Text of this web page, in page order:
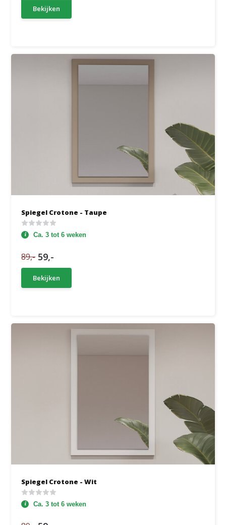
Bekijken
Spiegel Crotone - Taupe
Ca. 3 tot 6 weken
89,- 59,-
Bekijken
Spiegel Crotone - Wit
Ca. 3 tot 6 weken